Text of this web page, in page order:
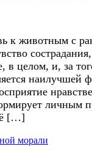
к животным с
в целом, и, за
наилучшей
личным
[…]
морали